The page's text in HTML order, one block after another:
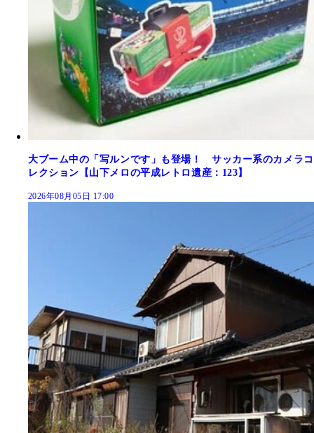
大ブーム中の「写ルンです」も登場！ サッカー系のカメラコ
レクション【山下メロの平成レトロ遺産：123】
2026年08月05日 17:00